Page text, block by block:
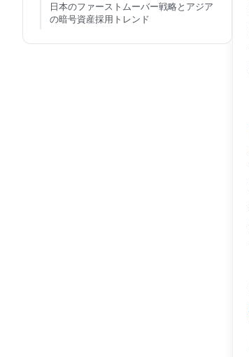
日本のファーストムーバー戦略とアジア
の暗号資産採用トレンド